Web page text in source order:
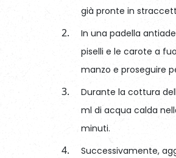
già pronte in
In una padella
piselli e le carote a
manzo e proseguire
Durante la cottura
ml di acqua calda
minuti.
Successivamente,